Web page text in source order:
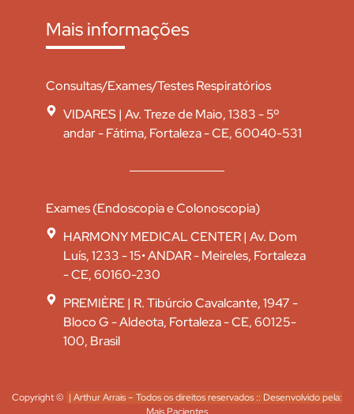
Mais informações
Consultas/Exames/Testes Respiratórios
VIDARES | Av. Treze de Maio, 1383 - 5º
andar - Fátima, Fortaleza - CE, 60040-531
Exames (Endoscopia e Colonoscopia)
HARMONY MEDICAL CENTER | Av. Dom
Luís, 1233 - 15• ANDAR - Meireles, Fortaleza
- CE, 60160-230
PREMIÈRE | R. Tibúrcio Cavalcante, 1947 -
Bloco G - Aldeota, Fortaleza - CE, 60125-
100, Brasil
Copyright © | Arthur Arrais – Todos os direitos reservados :: Desenvolvido pela:
Mais Pacientes